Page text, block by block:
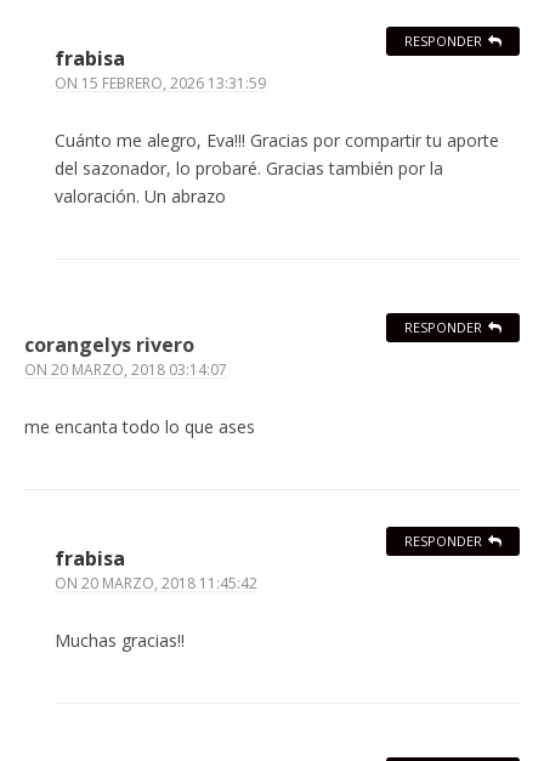
frabisa
ON 15 FEBRERO, 2026 13:31:59
Cuánto me alegro, Eva!!! Gracias por compartir tu aporte
del sazonador, lo probaré. Gracias también por la
valoración. Un abrazo
RESPONDER
corangelys rivero
ON 20 MARZO, 2018 03:14:07
me encanta todo lo que ases
RESPONDER
frabisa
ON 20 MARZO, 2018 11:45:42
Muchas gracias!!
RESPONDER